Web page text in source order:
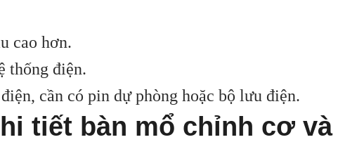
cao hơn.
thống điện.
cần có pin dự phòng hoặc bộ lưu điện.
tiết bàn mổ chỉnh cơ